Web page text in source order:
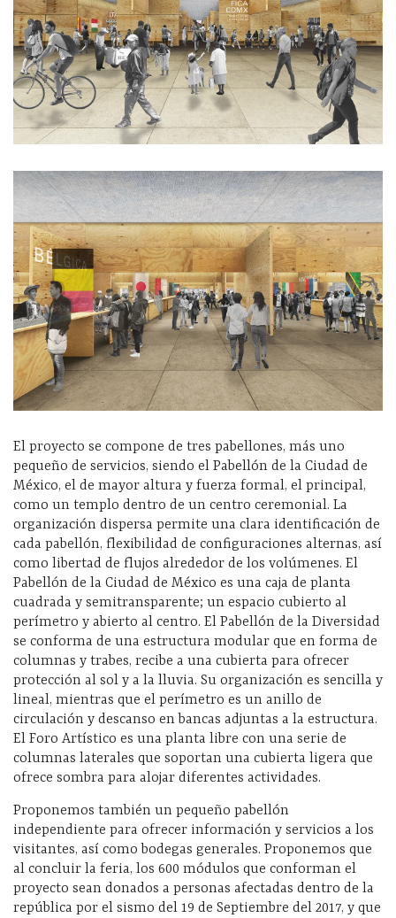
El proyecto se compone de tres pabellones, más uno
pequeño de servicios, siendo el Pabellón de la Ciudad de
México, el de mayor altura y fuerza formal, el principal,
como un templo dentro de un centro ceremonial. La
organización dispersa permite una clara identificación de
cada pabellón, flexibilidad de configuraciones alternas, así
como libertad de flujos alrededor de los volúmenes. El
Pabellón de la Ciudad de México es una caja de planta
cuadrada y semitransparente; un espacio cubierto al
perímetro y abierto al centro. El Pabellón de la Diversidad
se conforma de una estructura modular que en forma de
columnas y trabes, recibe a una cubierta para ofrecer
protección al sol y a la lluvia. Su organización es sencilla y
lineal, mientras que el perímetro es un anillo de
circulación y descanso en bancas adjuntas a la estructura.
El Foro Artístico es una planta libre con una serie de
columnas laterales que soportan una cubierta ligera que
ofrece sombra para alojar diferentes actividades.
Proponemos también un pequeño pabellón
independiente para ofrecer información y servicios a los
visitantes, así como bodegas generales. Proponemos que
al concluir la feria, los 600 módulos que conforman el
proyecto sean donados a personas afectadas dentro de la
república por el sismo del 19 de Septiembre del 2017, y que